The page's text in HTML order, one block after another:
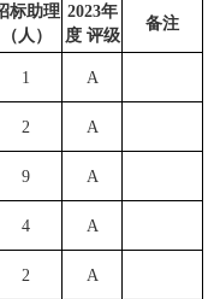
标助理
（人）
2023年
度 评级
备注
1 A
2 A
9 A
4 A
2 A